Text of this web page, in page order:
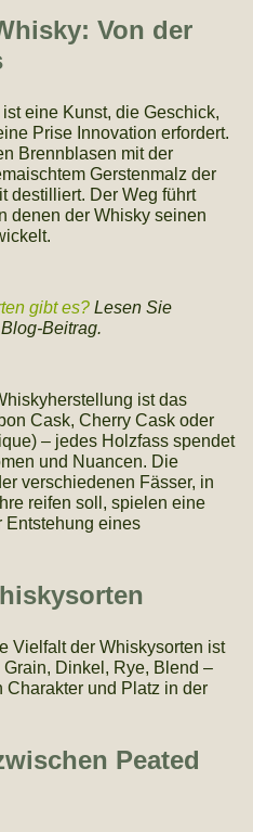
Von der
eine Kunst, die Geschick,
Prise Innovation erfordert.
Brennblasen mit der
Gerstenmalz der
destilliert. Der Weg führt
denen der Whisky seinen
gibt es?Lesen Sie
Beitrag.
ist das
Cask, Cherry Cask oder
– jedes Holzfass spendet
und Nuancen. Die
verschiedenen Fässer, in
reifen soll, spielen eine
Entstehung eines
Vielfalt der Whiskysorten ist
Dinkel, Rye, Blend –
Charakter und Platz in der
Peated